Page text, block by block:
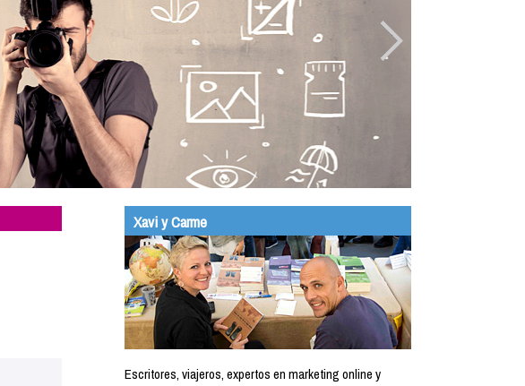
Xavi y Carme
Escritores, viajeros, expertos en marketing online y